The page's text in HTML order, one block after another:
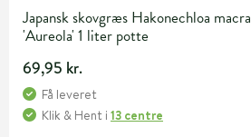
Japansk skovgræs Hakonechloa macra
'Aureola' 1 liter potte
69,95 kr.
Få leveret
Klik & Hent i 13 centre